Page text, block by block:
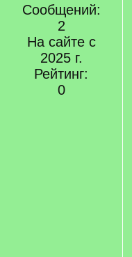
Сообщений:
2
На сайте с
2025 г.
Рейтинг:
0